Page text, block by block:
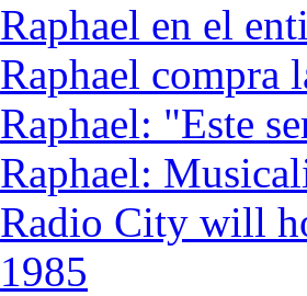
Raphael en el
Raphael compra
Raphael: "Este
Raphael:
Radio City will
1985